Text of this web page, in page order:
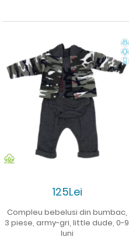
125Lei
Compleu bebelusi din bumbac,
3 piese, army-gri, little dude, 0-9
luni